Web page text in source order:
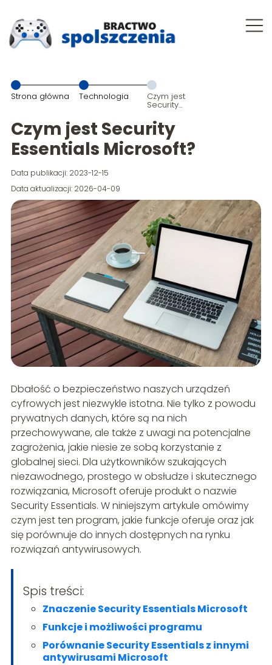
Strona główna Technologia Czym jest
Security
Microsoft?
Czym jest Security
Essentials Microsoft?
Data publikacji: 2023-12-15
Data aktualizacji: 2026-04-09
Dbałość o bezpieczeństwo naszych urządzeń
cyfrowych jest niezwykle istotna. Nie tylko z powodu
prywatnych danych, które są na nich
przechowywane, ale także z uwagi na potencjalne
zagrożenia, jakie niesie ze sobą korzystanie z
globalnej sieci. Dla użytkowników szukających
niezawodnego, prostego w obsłudze i skutecznego
rozwiązania, Microsoft oferuje produkt o nazwie
Security Essentials. W niniejszym artykule omówimy
czym jest ten program, jakie funkcje oferuje oraz jak
się porównuje do innych dostępnych na rynku
rozwiązań antywirusowych.
Spis treści:
Znaczenie Security Essentials Microsoft
Funkcje i możliwości programu
Porównanie Security Essentials z innymi
antywirusami Microsoft